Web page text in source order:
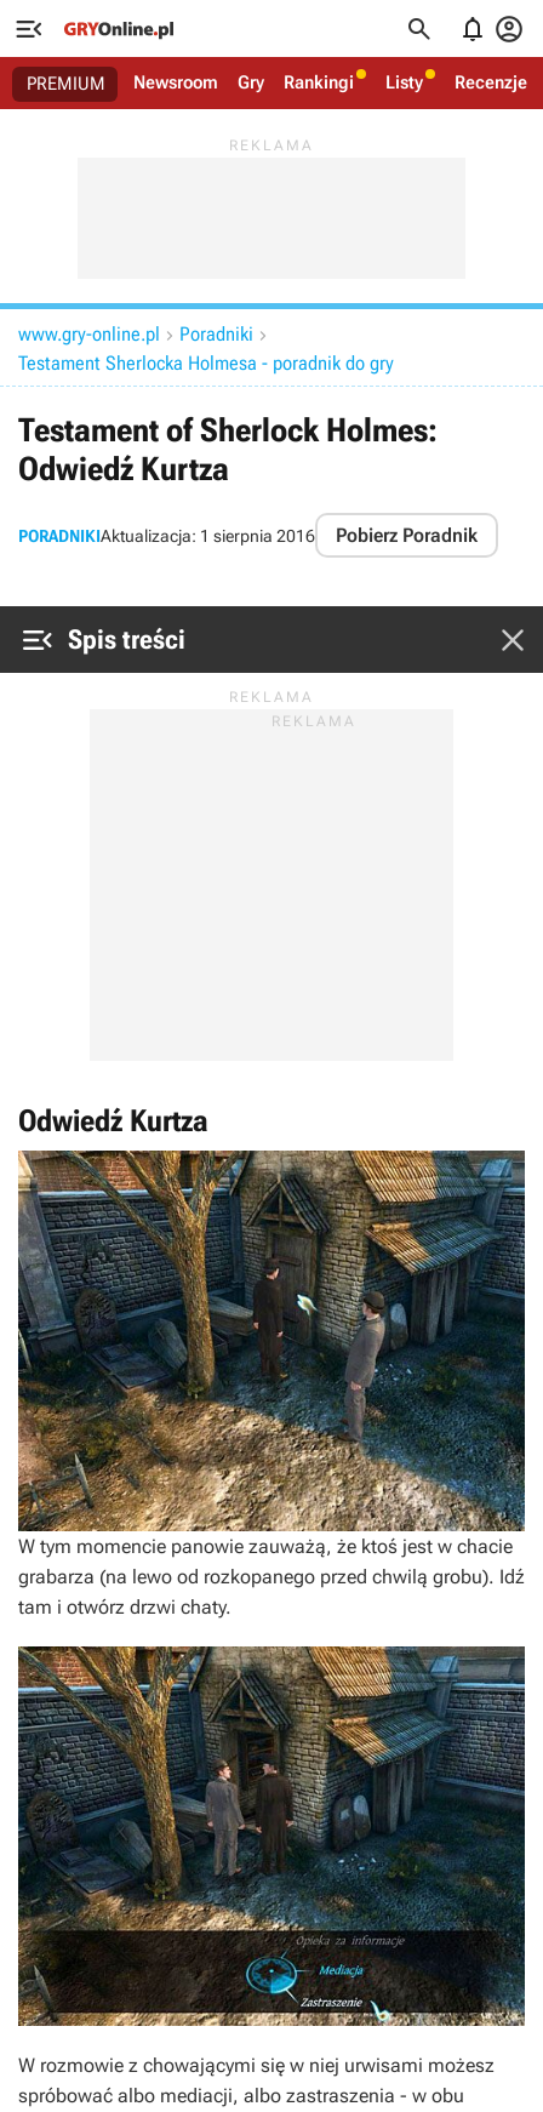
   
PREMIUM Newsroom Gry Rankingi Listy Recenzje
www.gry-online.pl  Poradniki 
Testament Sherlocka Holmesa - poradnik do gry
Testament of Sherlock Holmes:
Odwiedź Kurtza
PORADNIKIAktualizacja: 1 sierpnia 2016 Pobierz Poradnik
 Spis treści 
Odwiedź Kurtza
W tym momencie panowie zauważą, że ktoś jest w chacie
grabarza (na lewo od rozkopanego przed chwilą grobu). Idź
tam i otwórz drzwi chaty.
W rozmowie z chowającymi się w niej urwisami możesz
spróbować albo mediacji, albo zastraszenia - w obu